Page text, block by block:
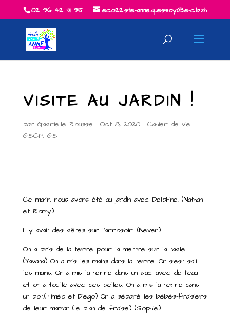
02 96 42 31 95 eco22.ste-anne.quessoy@e-c.bzh
VISITE AU JARDIN !
par Gabrielle Rousse | Oct 8, 2020| Cahier de vie
GSCP, GS
Ce matin, nous avons été au jardin avec Delphine. (Nathan
et Romy)
Il y avait des bêtes sur l’arrosoir. (Neven)
On a pris de la terre pour la mettre sur la table.
(Yavana) On a mis les mains dans la terre. On s’est sali
les mains. On a mis la terre dans un bac avec de l’eau
et on a touillé avec des pelles. On a mis la terre dans
un pot.(Timéo et Diego) On a séparé les bébés-fraisiers
de leur maman (le plan de fraise) (Sophie)